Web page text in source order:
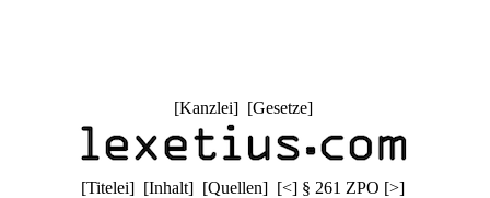
[Kanzlei] [Gesetze]
[Titelei] [Inhalt] [Quellen] [<] § 261 ZPO [>]